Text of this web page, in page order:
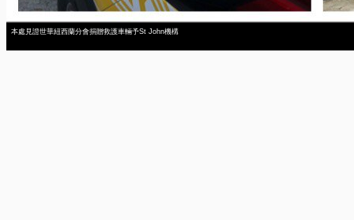
本處見證世華紐西蘭分會捐贈救護車輛予St John機構